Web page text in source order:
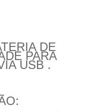
DE
PARA
USB .